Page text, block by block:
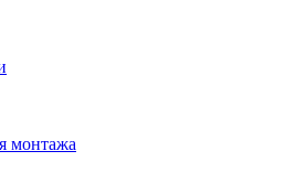
монтажа